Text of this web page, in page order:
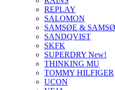
REPLAY
SALOMON
SAMSØE &
SANDQVIST
SKFK
SUPERDRY New!
THINKING MU
TOMMY HILFIGER
UCON